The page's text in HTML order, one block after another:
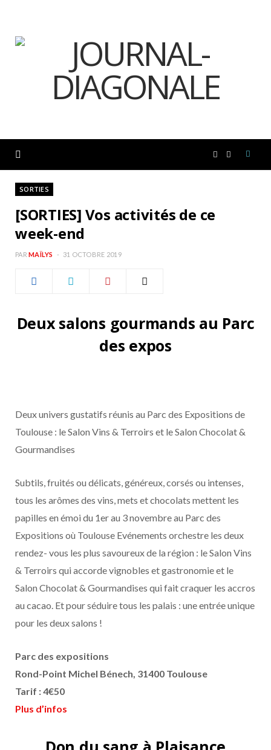
SORTIES
[SORTIES] Vos activités de ce
week-end
PAR MAÏLYS 31 OCTOBRE 2019
Deux salons gourmands au Parc
des expos
Deux univers gustatifs réunis au Parc des Expositions de
Toulouse : le Salon Vins & Terroirs et le Salon Chocolat &
Gourmandises
Subtils, fruités ou délicats, généreux, corsés ou intenses,
tous les arômes des vins, mets et chocolats mettent les
papilles en émoi du 1er au 3 novembre au Parc des
Expositions où Toulouse Evénements orchestre les deux
rendez- vous les plus savoureux de la région : le Salon Vins
& Terroirs qui accorde vignobles et gastronomie et le
Salon Chocolat & Gourmandises qui fait craquer les accros
au cacao. Et pour séduire tous les palais : une entrée unique
pour les deux salons !
Parc des expositions
Rond-Point Michel Bénech, 31400 Toulouse
Tarif : 4€50
Plus d’infos